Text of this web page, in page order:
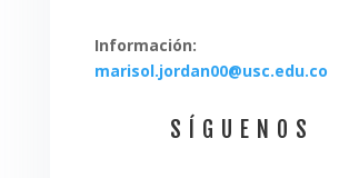
Información:
marisol.jordan00@usc.edu.co
SÍGUENOS